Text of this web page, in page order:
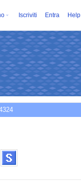
Iscriviti Entra Help